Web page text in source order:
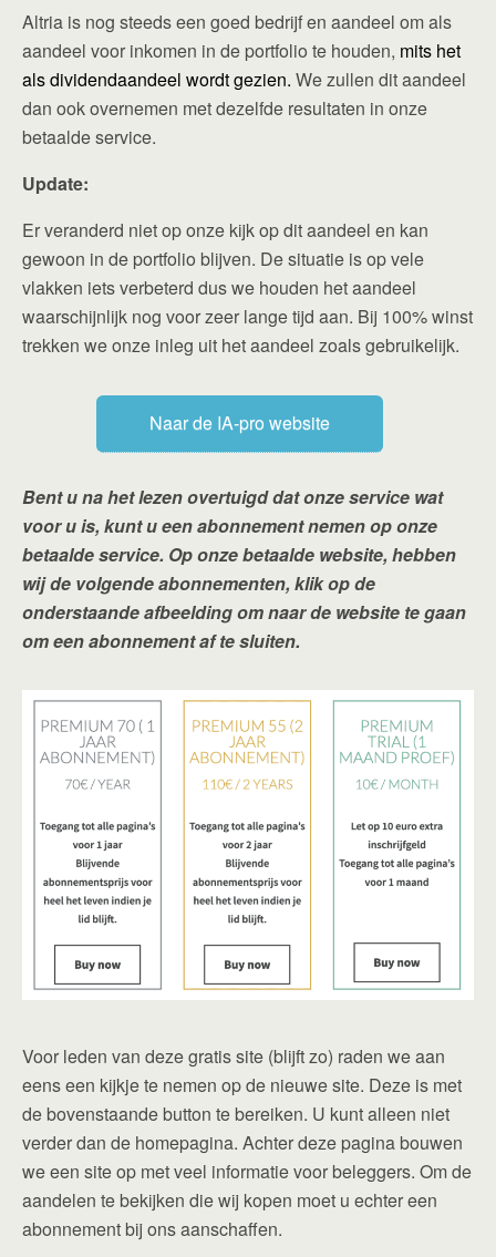
Altria is nog steeds een goed bedrijf en aandeel om als
aandeel voor inkomen in de portfolio te houden, mits het
als dividendaandeel wordt gezien. We zullen dit aandeel
dan ook overnemen met dezelfde resultaten in onze
betaalde service.
Update:
Er veranderd niet op onze kijk op dit aandeel en kan
gewoon in de portfolio blijven. De situatie is op vele
vlakken iets verbeterd dus we houden het aandeel
waarschijnlijk nog voor zeer lange tijd aan. Bij 100% winst
trekken we onze inleg uit het aandeel zoals gebruikelijk.
Naar de IA-pro website
Bent u na het lezen overtuigd dat onze service wat
voor u is, kunt u een abonnement nemen op onze
betaalde service. Op onze betaalde website, hebben
wij de volgende abonnementen, klik op de
onderstaande afbeelding om naar de website te gaan
om een abonnement af te sluiten.
Voor leden van deze gratis site (blijft zo) raden we aan
eens een kijkje te nemen op de nieuwe site. Deze is met
de bovenstaande button te bereiken. U kunt alleen niet
verder dan de homepagina. Achter deze pagina bouwen
we een site op met veel informatie voor beleggers. Om de
aandelen te bekijken die wij kopen moet u echter een
abonnement bij ons aanschaffen.